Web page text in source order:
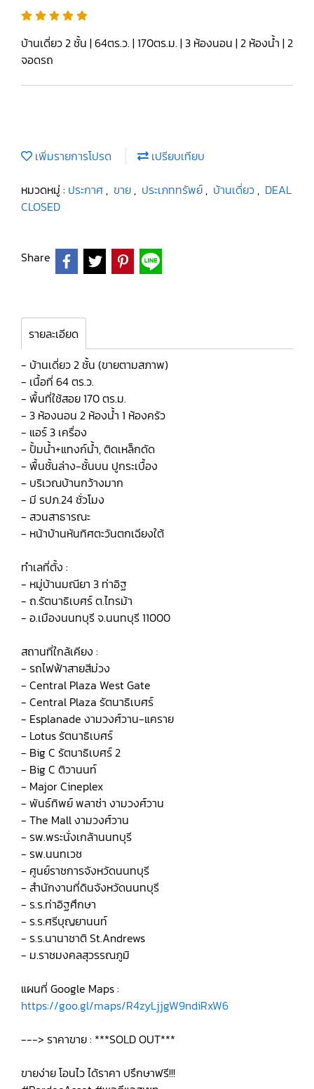
บ้านเดี่ยว 2 ชั้น | 64ตร.ว. | 170ตร.ม. | 3 ห้องนอน | 2 ห้องน้ำ | 2
จอดรถ
เพิ่มรายการโปรด
เปรียบเทียบ
หมวดหมู่ : ประกาศ , ขาย , ประเภททรัพย์ , บ้านเดี่ยว , DEAL
CLOSED
Share
รายละเอียด
- บ้านเดี่ยว 2 ชั้น (ขายตามสภาพ)
- เนื้อที่ 64 ตร.ว.
- พื้นที่ใช้สอย 170 ตร.ม.
- 3 ห้องนอน 2 ห้องน้ำ 1 ห้องครัว
- แอร์ 3 เครื่อง
- ปั้มน้ำ+แทงก์น้ำ, ติดเหล็กดัด
- พื้นชั้นล่าง-ชั้นบน ปูกระเบื้อง
- บริเวณบ้านกว้างมาก
- มี รปภ.24 ชั่วโมง
- สวนสาธารณะ
- หน้าบ้านหันทิศตะวันตกเฉียงใต้
ทำเลที่ตั้ง :
- หมู่บ้านมณียา 3 ท่าอิฐ
- ถ.รัตนาธิเบศร์ ต.ไทรม้า
- อ.เมืองนนทบุรี จ.นนทบุรี 11000
สถานที่ใกล้เคียง :
- รถไฟฟ้าสายสีม่วง
- Central Plaza West Gate
- Central Plaza รัตนาธิเบศร์
- Esplanade งามวงศ์วาน-แคราย
- Lotus รัตนาธิเบศร์
- Big C รัตนาธิเบศร์ 2
- Big C ติวานนท์
- Major Cineplex
- พันธ์ทิพย์ พลาซ่า งามวงศ์วาน
- The Mall งามวงศ์วาน
- รพ.พระนั่งเกล้านนทบุรี
- รพ.นนทเวช
- ศูนย์ราชการจังหวัดนนทบุรี
- สำนักงานที่ดินจังหวัดนนทบุรี
- ร.ร.ท่าอิฐศึกษา
- ร.ร.ศรีบุญยานนท์
- ร.ร.นานาชาติ St.Andrews
- ม.ราชมงคลสุวรรณภูมิ
แผนที่ Google Maps :
https://goo.gl/maps/R4zyLjjgW9ndiRxW6
---> ราคาขาย : ***SOLD OUT***
ขายง่าย โอนไว ได้ราคา ปรึกษาฟรี!!!